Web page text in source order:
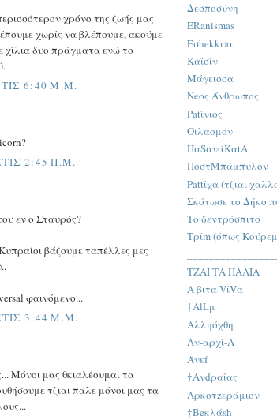
χρόνο της ζωής μας
χωρίς να βλέπουμε, ακούμε
χίλια δυο πράγματα ενώ το
6:40 Μ.Μ.
2:45 Π.Μ.
εν ο Σταυρός?
βάζουμε ταπέλλες μες
φαινόμενο...
3:44 Μ.Μ.
Μόνοι μας θκιαλέουμαι τα
τζιαι πάλε μόνοι μας τα
Δεσποσύνη
ERanismas
Εσhekkιπι
Καϊσίν
Μάγεισσα
Neος Άνθρωπος
Patίνιος
Όιλαομόν
ΠαSανάKαtA
ΠοστΜπάμπυλον
Pattίχα (τζιαι
Σκότωσε το Δήκο
Το δεντρόσπιτο
Τρίm (όπως
ΤΖΑΙ ΤΑ ΠΑΛΙΑ
Α βιτα VίVα
†AlLμ
Αλληόχθη
Αν-αρχί-A
Άνεf
†Ανdραίας
Αρκοτzεράμιον
†Beκλάsh